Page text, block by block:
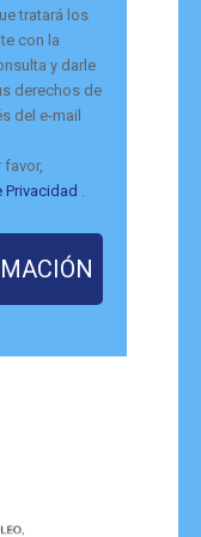
tratará los
con la
y darle
derechos de
del e-mail
favor,
Privacidad .